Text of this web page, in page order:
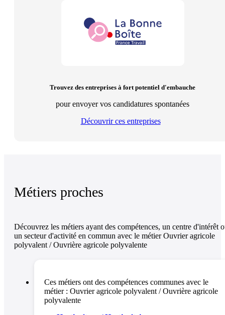
Trouvez des entreprises à fort potentiel d'embauche
pour envoyer vos candidatures spontanées
Découvrir ces entreprises
Métiers proches
Découvrez les métiers ayant des compétences, un centre d'intérêt
un secteur d'activité en commun avec le métier Ouvrier agricole
polyvalent / Ouvrière agricole polyvalente
Ces métiers ont des compétences communes avec le
métier : Ouvrier agricole polyvalent / Ouvrière agricole
polyvalente